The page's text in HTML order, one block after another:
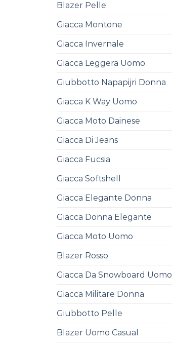
Blazer Pelle
Giacca Montone
Giacca Invernale
Giacca Leggera Uomo
Giubbotto Napapijri Donna
Giacca K Way Uomo
Giacca Moto Dainese
Giacca Di Jeans
Giacca Fucsia
Giacca Softshell
Giacca Elegante Donna
Giacca Donna Elegante
Giacca Moto Uomo
Blazer Rosso
Giacca Da Snowboard Uomo
Giacca Militare Donna
Giubbotto Pelle
Blazer Uomo Casual